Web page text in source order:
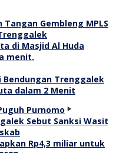
Gembleng MPLS
Bendungan Trenggalek
dalam 2 Menit
Sebut Sanksi Wasit